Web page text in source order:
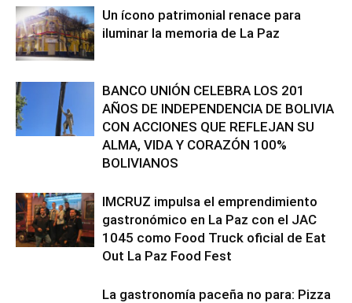
Un ícono patrimonial renace para
iluminar la memoria de La Paz
BANCO UNIÓN CELEBRA LOS 201
AÑOS DE INDEPENDENCIA DE BOLIVIA
CON ACCIONES QUE REFLEJAN SU
ALMA, VIDA Y CORAZÓN 100%
BOLIVIANOS
IMCRUZ impulsa el emprendimiento
gastronómico en La Paz con el JAC
1045 como Food Truck oficial de Eat
Out La Paz Food Fest
La gastronomía paceña no para: Pizza